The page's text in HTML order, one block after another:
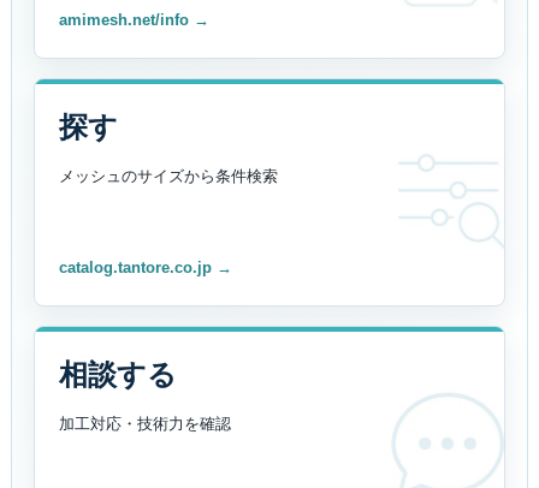
amimesh.net/info →
探す
メッシュのサイズから条件検索
catalog.tantore.co.jp →
相談する
加工対応・技術力を確認